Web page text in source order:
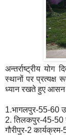
अन्तर्राष्ट्रीय
स्थानों पर प्रत्यक्ष
ध्यान रखते हुए आसन
1.भागलपुर-55-60
2. तिलकपुर-45-50
गौरीपुर-2